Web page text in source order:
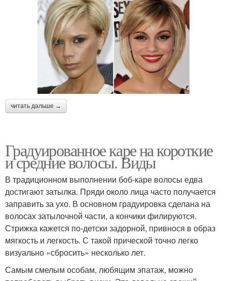
читать дальше →
Градуированное каре на короткие
и средние волосы. Виды
В традиционном выполнении боб-каре волосы едва
достигают затылка. Пряди около лица часто получается
заправить за ухо. В основном градуировка сделана на
волосах затылочной части, а кончики филируются.
Стрижка кажется по-детски задорной, привнося в образ
мягкость и легкость. С такой прической точно легко
визуально «сбросить» несколько лет.
Самым смелым особам, любящим эпатаж, можно